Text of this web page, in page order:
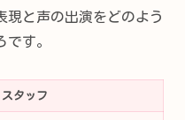
現と声の出演をどのよう
す。
スタッフ